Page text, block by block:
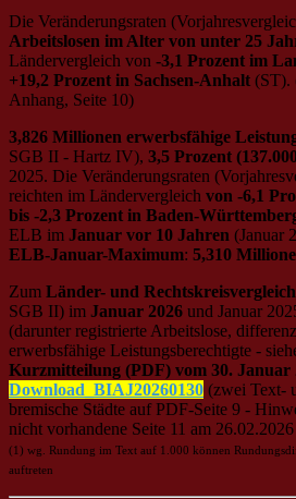
Die Veränderungsraten
Arbeitslosen im Alter von unter 25
Ländervergleich von -3,1 Prozent im
+19,2 Prozent in Sachsen-Anhalt (ST).
Anhang, Seite 10)
3,826 Millionen erwerbsfähige
SGB II - Hartz IV), 3,5 Prozent
2025. Die Veränderungsraten
reichten im Ländervergleich von ‑6,1
bis -2,3 Prozent in Baden-
ELB im Januar vor 10 Jahren (Januar
ELB-Januar-Maximum: 5,310
Zum Länder- und Rechtskreisvergleich
SGB II) im Januar 2026 und Januar
(darunter registrierte Arbeitslose,
erwerbsfähige Leistungsberechtigte -
Kurzmitteilung (PDF) vom 30. Januar
Download_BIAJ20260130 (zwei Text-
bremische Städte auf PDF-Seite 9 -
nicht vorhandene Seite 11 am
(1) wg. Rundung im Text auf 1.000 können
auftreten